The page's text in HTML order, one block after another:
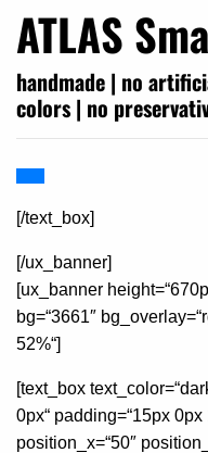
ATLAS
handmade | no
colors | no
[/text_box]
[/ux_banner]
[ux_banner
bg=“3661″
52%“]
[text_box
0px“ padding=“15px 0px
position_x=“50″